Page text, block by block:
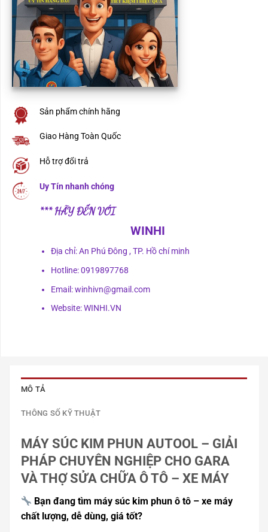
Sản phẩm chính hãng
Giao Hàng Toàn Quốc
Hỗ trợ đổi trả
Uy Tín nhanh chóng
*** HÃY ĐẾN VỚI
WINHI
Địa chỉ: An Phú Đông , TP. Hồ chí minh
Hotline: 0919897768
Email: winhivn@gmail.com
Website: WINHI.VN
MÔ TẢ
THÔNG SỐ KỸ THUẬT
MÁY SÚC KIM PHUN AUTOOL – GIẢI
PHÁP CHUYÊN NGHIỆP CHO GARA
VÀ THỢ SỬA CHỮA Ô TÔ – XE MÁY
Bạn đang tìm máy súc kim phun ô tô – xe máy
chất lượng, dễ dùng, giá tốt?